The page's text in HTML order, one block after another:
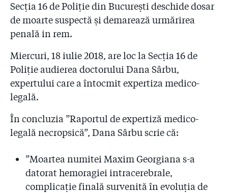
Secția 16 de Poliție din București deschide dosar
de moarte suspectă și demarează urmărirea
penală in rem.
Miercuri, 18 iulie 2018, are loc la Secția 16 de
Poliție audierea doctorului Dana Sârbu,
expertului care a întocmit expertiza medico-
legală.
În concluzia ”Raportul de expertiză medico-
legală necropsică”, Dana Sârbu scrie că:
”Moartea numitei Maxim Georgiana s-a
datorat hemoragiei intracerebrale,
complicație finală survenită în evoluția de